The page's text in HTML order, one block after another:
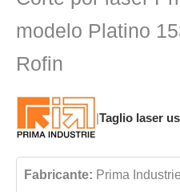
modelo Platino
Rofin
Taglio laser
Fabricante: Prima Industrie